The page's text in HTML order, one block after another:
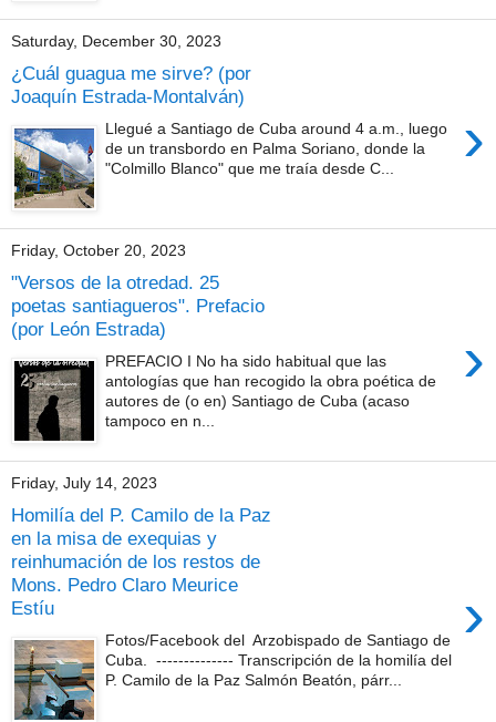
Saturday, December 30, 2023
¿Cuál guagua me sirve? (por
Joaquín Estrada-Montalván)
›
Llegué a Santiago de Cuba around 4 a.m., luego
de un transbordo en Palma Soriano, donde la
"Colmillo Blanco" que me traía desde C...
Friday, October 20, 2023
"Versos de la otredad. 25
poetas santiagueros". Prefacio
(por León Estrada)
›
PREFACIO I No ha sido habitual que las
antologías que han recogido la obra poética de
autores de (o en) Santiago de Cuba (acaso
tampoco en n...
Friday, July 14, 2023
Homilía del P. Camilo de la Paz
en la misa de exequias y
reinhumación de los restos de
Mons. Pedro Claro Meurice
Estíu
›
Fotos/Facebook del Arzobispado de Santiago de
Cuba. -------------- Transcripción de la homilía del
P. Camilo de la Paz Salmón Beatón, párr...